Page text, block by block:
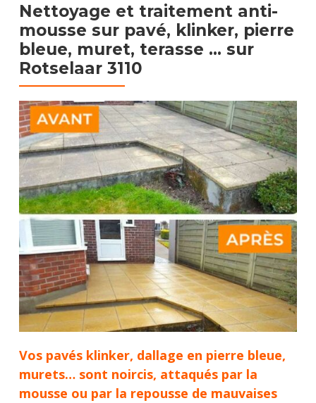
Nettoyage et traitement anti-
mousse sur pavé, klinker, pierre
bleue, muret, terasse …​ sur
Rotselaar 3110
Vos pavés klinker, dallage en pierre bleue,
murets… sont noircis, attaqués par la
mousse ou par la repousse de mauvaises